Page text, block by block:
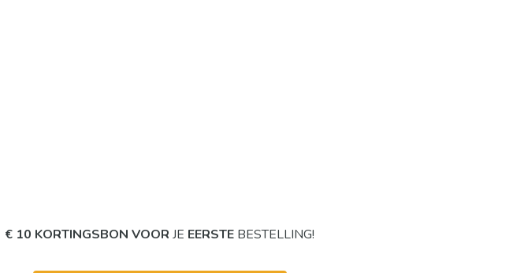
€ 10 KORTINGSBON VOOR JE EERSTE BESTELLING!